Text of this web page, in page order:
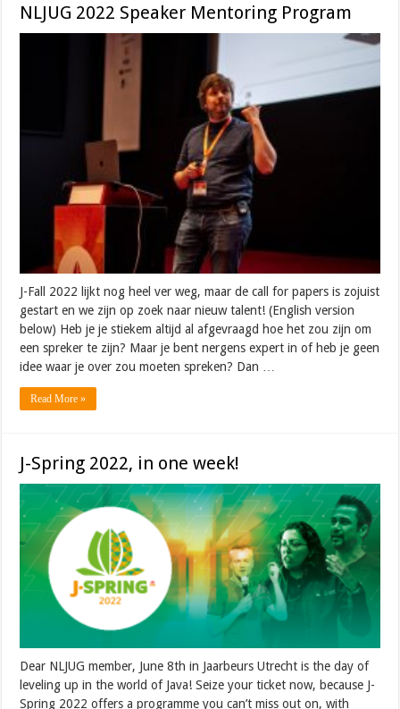
NLJUG 2022 Speaker Mentoring Program
J-Fall 2022 lijkt nog heel ver weg, maar de call for papers is zojuist
gestart en we zijn op zoek naar nieuw talent! (English version
below) Heb je je stiekem altijd al afgevraagd hoe het zou zijn om
een spreker te zijn? Maar je bent nergens expert in of heb je geen
idee waar je over zou moeten spreken? Dan …
Read More »
J-Spring 2022, in one week!
Dear NLJUG member, June 8th in Jaarbeurs Utrecht is the day of
leveling up in the world of Java! Seize your ticket now, because J-
Spring 2022 offers a programme you can’t miss out on, with